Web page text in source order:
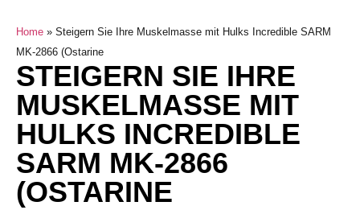
Home » Steigern Sie Ihre Muskelmasse mit Hulks Incredible SARM
MK-2866 (Ostarine
STEIGERN SIE IHRE
MUSKELMASSE MIT
HULKS INCREDIBLE
SARM MK-2866
(OSTARINE